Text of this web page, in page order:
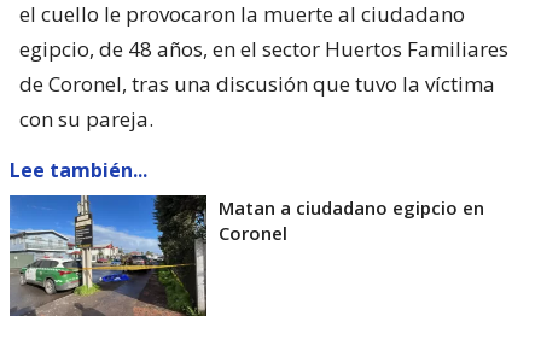
el cuello le provocaron la muerte al ciudadano
egipcio, de 48 años, en el sector Huertos Familiares
de Coronel, tras una discusión que tuvo la víctima
con su pareja.
Lee también...
Matan a ciudadano egipcio en
Coronel